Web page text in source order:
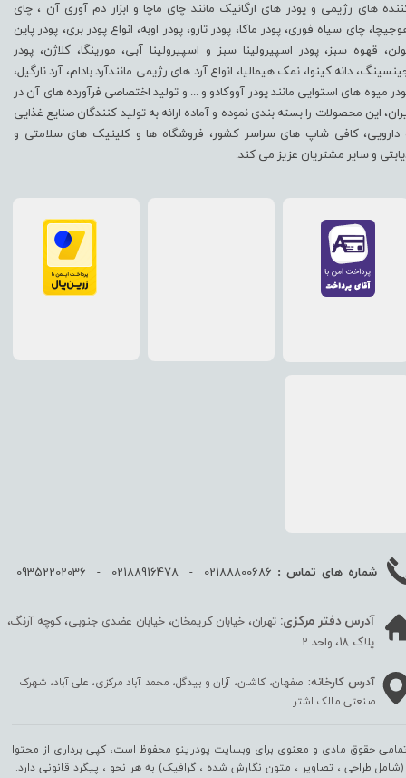
های رژیمی و پودر های ارگانیک مانند چای ماچا و ابزار دم آوری آن ، چای
چای سیاه فوری، پودر ماکا، پودر تارو، پودر اوبه، انواع پودر بری، پودر پاین
قهوه سبز، پودر اسپیرولینا سبز و اسپیرولینا آبی، مورینگا، کلاژن، پودر
دانه کینوا، نمک هیمالیا، انواع آرد های رژیمی مانندآرد بادام، آرد نارگیل،
میوه های استوایی مانند پودر آووکادو و ... و تولید اختصاصی فرآورده های آن در
این محصولات را بسته بندی نموده و آماده ارائه به تولید کنندگان صنایع غذایی
دارویی، کافی شاپ های سراسر کشور، فروشگاه ها و کلینیک های سلامتی و
و سایر مشتریان عزیز می کند.
حقوق مادی و معنوی برای وبسایت پودرینو محفوظ است، کپی برداری از محتوا
(شامل طراحی ، تصاویر ، متون نگارش شده ، گرافیک) به هر نحو ،‌ پیگرد قانونی دارد.
شماره های تماس :
آدرس دفتر مرکزی: تهران، خیابان کریمخان، خیابان عضدی جنوبی، کوچه آرنگ،
پلاک 18، واحد 2
آدرس کارخانه: اصفهان، کاشان، آران و بیدگل، محمد آباد مرکزی، علی آباد، شهرک
صنعتی مالک اشتر